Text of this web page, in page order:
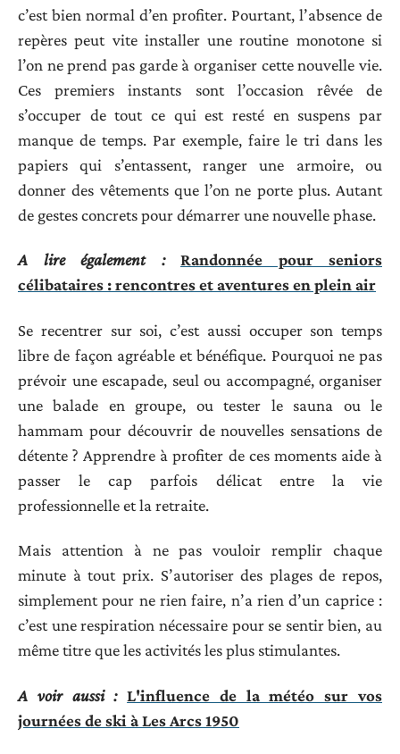
c’est bien normal d’en profiter. Pourtant, l’absence de
repères peut vite installer une routine monotone si
l’on ne prend pas garde à organiser cette nouvelle vie.
Ces premiers instants sont l’occasion rêvée de
s’occuper de tout ce qui est resté en suspens par
manque de temps. Par exemple, faire le tri dans les
papiers qui s’entassent, ranger une armoire, ou
donner des vêtements que l’on ne porte plus. Autant
de gestes concrets pour démarrer une nouvelle phase.
A lire également :
Randonnée pour seniors
célibataires : rencontres et aventures en plein air
Se recentrer sur soi, c’est aussi occuper son temps
libre de façon agréable et bénéfique. Pourquoi ne pas
prévoir une escapade, seul ou accompagné, organiser
une balade en groupe, ou tester le sauna ou le
hammam pour découvrir de nouvelles sensations de
détente ? Apprendre à profiter de ces moments aide à
passer le cap parfois délicat entre la vie
professionnelle et la retraite.
Mais attention à ne pas vouloir remplir chaque
minute à tout prix. S’autoriser des plages de repos,
simplement pour ne rien faire, n’a rien d’un caprice :
c’est une respiration nécessaire pour se sentir bien, au
même titre que les activités les plus stimulantes.
A voir aussi : L'influence de la météo sur vos
journées de ski à Les Arcs 1950